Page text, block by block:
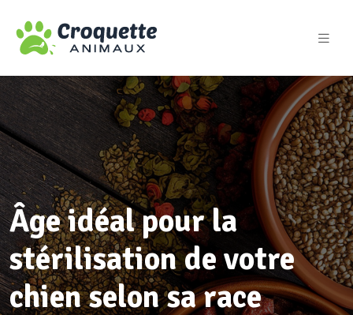
Âge idéal pour la
stérilisation de votre
chien selon sa race